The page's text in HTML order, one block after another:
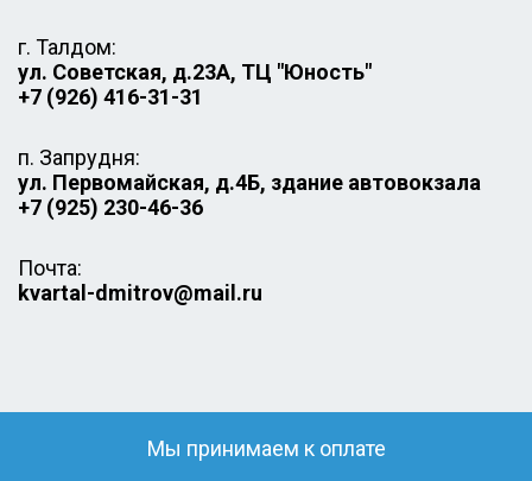
г. Талдом:
ул. Советская, д.23А, ТЦ "Юность"
+7 (926) 416-31-31
п. Запрудня:
ул. Первомайская, д.4Б, здание автовокзала
+7 (925) 230-46-36
Почта:
kvartal-dmitrov@mail.ru
Мы принимаем к оплате